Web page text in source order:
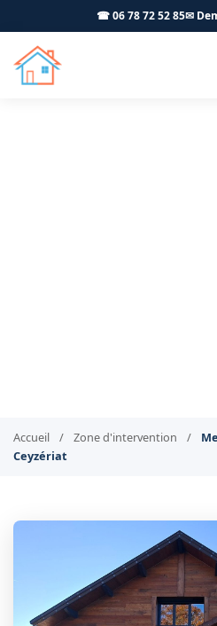
☎ 06 78 72 52 85✉
Accueil / Zone d'intervention /
Ceyzériat